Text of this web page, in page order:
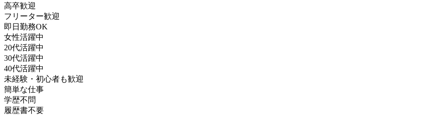
高卒歓迎
フリーター歓迎
即日勤務OK
女性活躍中
20代活躍中
30代活躍中
40代活躍中
未経験・初心者も歓迎
簡単な仕事
学歴不問
履歴書不要